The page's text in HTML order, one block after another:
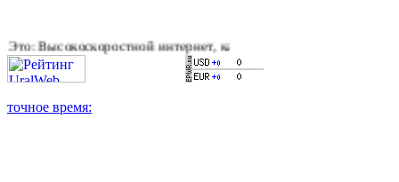
интернет, качественное цифровое и кабельное